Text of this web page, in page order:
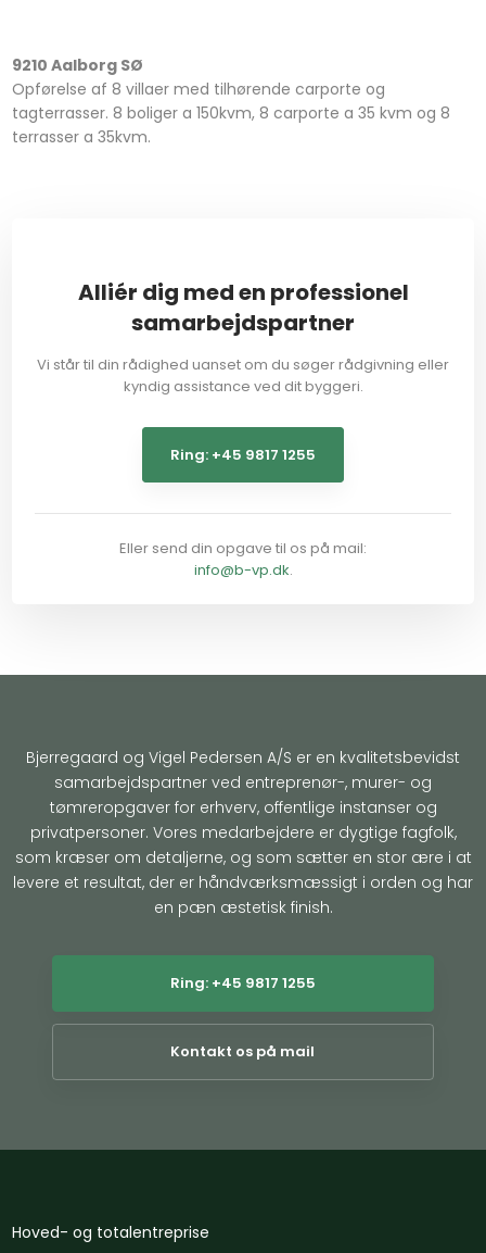
9210 Aalborg SØ
Opførelse af 8 villaer med tilhørende carporte og
tagterrasser. 8 boliger a 150kvm, 8 carporte a 35 kvm og 8
terrasser a 35kvm.​
Alliér dig med en professionel
samarbejdspartner
Vi står til din rådighed uanset om du søger rådgivning eller
kyndig assistance ved dit byggeri.
Ring: +45 9817 1255
Eller send din opgave til os på mail:
info@b-vp.dk.
Bjerregaard og Vigel Pedersen A/S er en kvalitetsbevidst
samarbejdspartner ved entreprenør-, murer- og
tømreropgaver for erhverv, offentlige instanser og
privatpersoner. Vores medarbejdere er dygtige fagfolk,
som kræser om detaljerne, og som sætter en stor ære i at
levere et resultat, der er håndværksmæssigt i orden og har
en pæn æstetisk finish.
Ring: +45 9817 1255
Kontakt os på mail
Hoved- og totalentreprise